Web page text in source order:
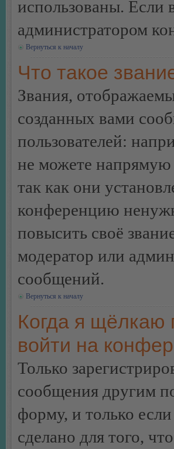
использованы. Если
администратором
Вернуться к началу
Что такое
Звания,
созданных вами
пользователей:
не можете напрямую
так как они
конференцию
повысить своё
модератор или
сообщений.
Вернуться к началу
Когда я щёлкаю
войти на
Только
сообщения другим
форму, и только
сделано для того,